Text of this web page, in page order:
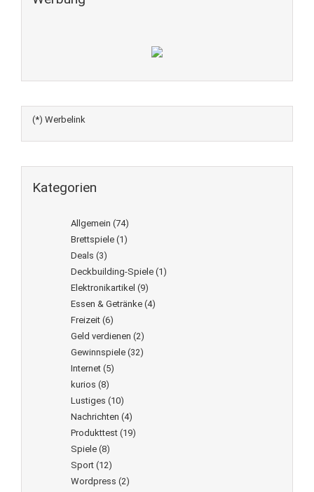
(*) Werbelink
Kategorien
Allgemein (74)
Brettspiele (1)
Deals (3)
Deckbuilding-Spiele (1)
Elektronikartikel (9)
Essen & Getränke (4)
Freizeit (6)
Geld verdienen (2)
Gewinnspiele (32)
Internet (5)
kurios (8)
Lustiges (10)
Nachrichten (4)
Produkttest (19)
Spiele (8)
Sport (12)
Wordpress (2)